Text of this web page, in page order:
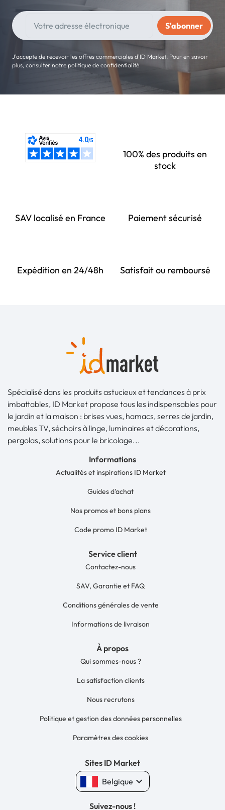
J'accepte de recevoir les offres commerciales d'ID Market. Pour en savoir
plus, consulter notre politique de confidentialité
100% des produits en
stock
SAV localisé en France Paiement sécurisé
Expédition en 24/48h Satisfait ou remboursé
Spécialisé dans les produits astucieux et tendances à prix
imbattables, ID Market propose tous les indispensables pour
le jardin et la maison : brises vues, hamacs, serres de jardin,
meubles TV, séchoirs à linge, luminaires et décorations,
pergolas, solutions pour le bricolage...
Informations
Actualités et inspirations ID Market
Guides d'achat
Nos promos et bons plans
Code promo ID Market
Service client
Contactez-nous
SAV, Garantie et FAQ
Conditions générales de vente
Informations de livraison
À propos
Qui sommes-nous ?
La satisfaction clients
Nous recrutons
Politique et gestion des données personnelles
Paramètres des cookies
Sites ID Market
Belgique keyboard_arrow_down
Suivez-nous !